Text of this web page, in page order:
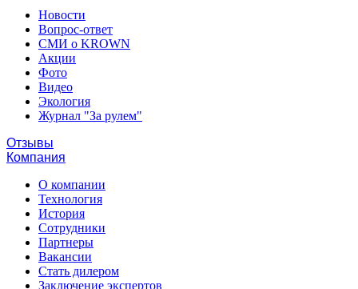
Новости
Вопрос-ответ
СМИ о KROWN
Акции
Фото
Видео
Экология
Журнал "За рулем"
Отзывы
Компания
О компании
Технология
История
Сотрудники
Партнеры
Вакансии
Стать дилером
Заключение экспертов